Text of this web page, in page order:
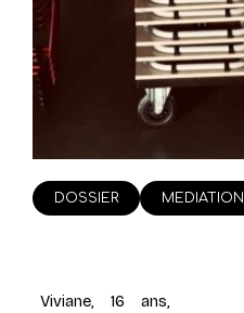
DOSSIER MEDIATION
Viviane, 16 ans,